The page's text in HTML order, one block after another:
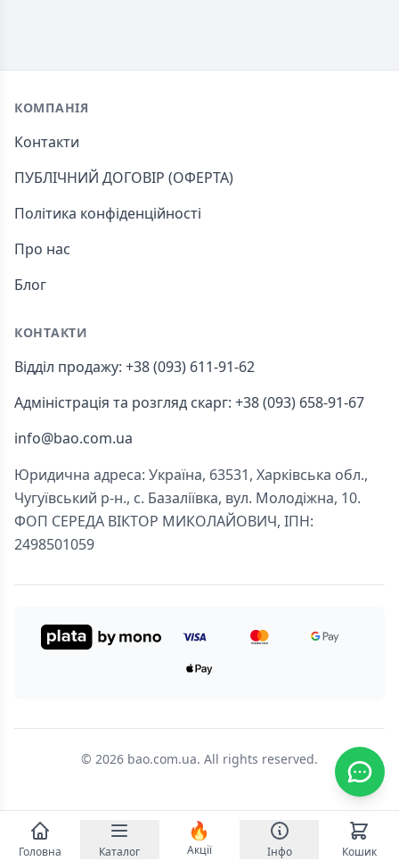
Footer
КОМПАНІЯ
Контакти
ПУБЛІЧНИЙ ДОГОВІР (ОФЕРТА)
Політика конфіденційності
Про нас
Блог
КОНТАКТИ
Відділ продажу: +38 (093) 611-91-62
Адміністрація та розгляд скарг: +38 (093) 658-91-67
info@bao.com.ua
Юридична адреса: Україна, 63531, Харківська обл.,
Чугуївський р-н., с. Базаліївка, вул. Молодіжна, 10.
ФОП СЕРЕДА ВІКТОР МИКОЛАЙОВИЧ, ІПН:
2498501059
© 2026 bao.com.ua. All rights reserved.
Головна Каталог
🔥
Акції Інфо Кошик